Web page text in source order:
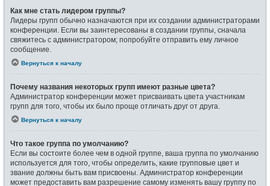
Как мне стать лидером группы?
Лидеры групп обычно назначаются при их создании администраторами
конференции. Если вы заинтересованы в создании группы, сначала
свяжитесь с администратором; попробуйте отправить ему личное
сообщение.
Вернуться к началу
Почему названия некоторых групп имеют разные цвета?
Администратор конференции может присваивать цвета участникам
групп для того, чтобы их было проще отличать друг от друга.
Вернуться к началу
Что такое группа по умолчанию?
Если вы состоите более чем в одной группе, ваша группа по умолчанию
используется для того, чтобы определить, какие групповые цвет и
звание должны быть вам присвоены. Администратор конференции
может предоставить вам разрешение самому изменять вашу группу по